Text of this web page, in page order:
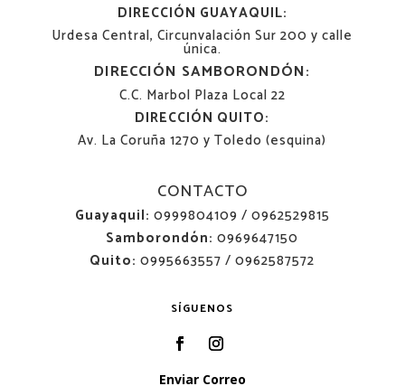
DIRECCIÓN GUAYAQUIL:
Urdesa Central, Circunvalación Sur 200 y calle
única.
DIRECCIÓN SAMBORONDÓN:
C.C. Marbol Plaza Local 22
DIRECCIÓN QUITO:
Av. La Coruña 1270 y Toledo (esquina)
CONTACTO
Guayaquil: 0999804109 / 0962529815
Samborondón: 0969647150
Quito: 0995663557 / 0962587572
SÍGUENOS
Enviar Correo